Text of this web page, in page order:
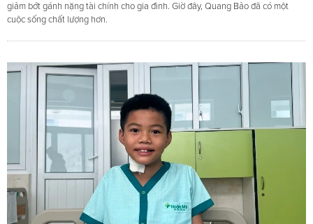
giảm bớt gánh nặng tài chính cho gia đình. Giờ đây, Quang Bảo đã có một
cuộc sống chất lượng hơn.